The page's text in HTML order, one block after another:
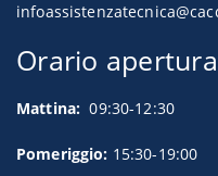
Orario
Mattina: 09:30-12:30
Pomeriggio: 15:30-19:00